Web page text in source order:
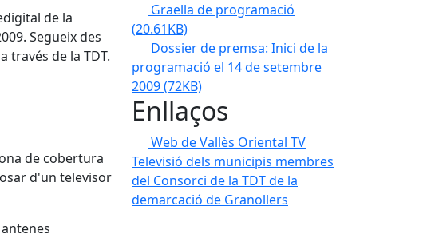
de la
Segueix des
través de la TDT.
de cobertura
d'un televisor
Graella de programació
(20.61KB)
Dossier de premsa: Inici de la
programació el 14 de setembre
2009(72KB)
Enllaços
Web de Vallès Oriental TV
Televisió dels municipis membres
del Consorci de la TDT de la
demarcació de Granollers